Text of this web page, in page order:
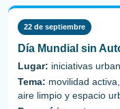
22 de septiembre
Día Mundial sin
Lugar: iniciativas
Tema: movilidad
aire limpio y espacio